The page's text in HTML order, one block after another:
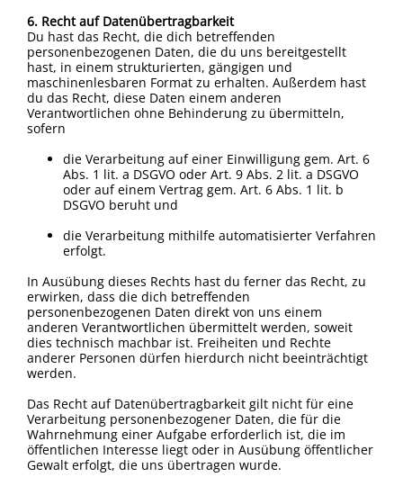
6. Recht auf Datenübertragbarkeit
Du hast das Recht, die dich betreffenden
personenbezogenen Daten, die du uns bereitgestellt
hast, in einem strukturierten, gängigen und
maschinenlesbaren Format zu erhalten. Außerdem hast
du das Recht, diese Daten einem anderen
Verantwortlichen ohne Behinderung zu übermitteln,
sofern
die Verarbeitung auf einer Einwilligung gem. Art. 6
Abs. 1 lit. a DSGVO oder Art. 9 Abs. 2 lit. a DSGVO
oder auf einem Vertrag gem. Art. 6 Abs. 1 lit. b
DSGVO beruht und
die Verarbeitung mithilfe automatisierter Verfahren
erfolgt.
In Ausübung dieses Rechts hast du ferner das Recht, zu
erwirken, dass die dich betreffenden
personenbezogenen Daten direkt von uns einem
anderen Verantwortlichen übermittelt werden, soweit
dies technisch machbar ist. Freiheiten und Rechte
anderer Personen dürfen hierdurch nicht beeinträchtigt
werden.
Das Recht auf Datenübertragbarkeit gilt nicht für eine
Verarbeitung personenbezogener Daten, die für die
Wahrnehmung einer Aufgabe erforderlich ist, die im
öffentlichen Interesse liegt oder in Ausübung öffentlicher
Gewalt erfolgt, die uns übertragen wurde.